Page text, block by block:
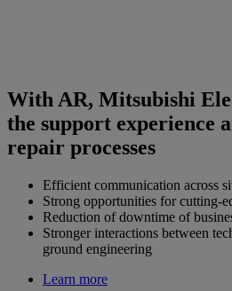
With AR, Mitsubishi
the support experience
repair processes
Efficient communication across
Strong opportunities for cutting-
Reduction of downtime of
Stronger interactions between
ground engineering
Learn more